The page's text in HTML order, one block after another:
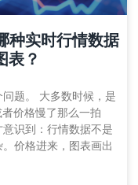
种实时行情数据
表？
题。 大多数时候，是
价格慢了那么一拍
识到：行情数据不是
价格进来，图表画出